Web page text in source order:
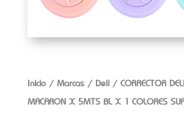
Inicio/ Marcas/ Deli/ CORRECTOR
MACARON X 5MTS BL X 1 COLORES